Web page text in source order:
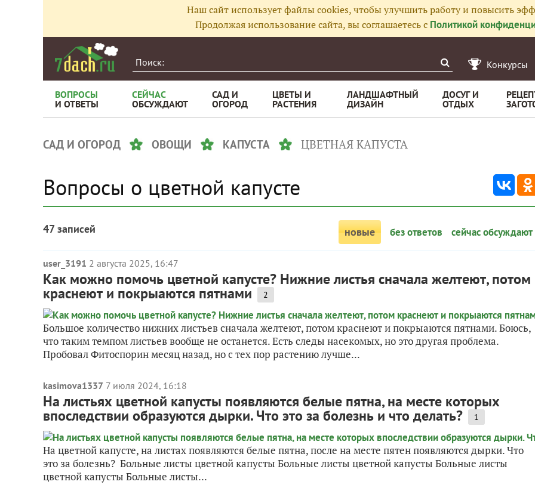
Наш сайт использует файлы cookies, чтобы улучшить работу и повысить
Продолжая использование сайта, вы соглашаетесь с Политикой
Конкурсы
ВОПРОСЫ
И ОТВЕТЫ
СЕЙЧАС
ОБСУЖДАЮТ
САД И
ОГОРОД
ЦВЕТЫ И
РАСТЕНИЯ
ЛАНДШАФТНЫЙ
ДИЗАЙН
ДОСУГ И
ОТДЫХ
САД И ОГОРОД ОВОЩИ КАПУСТА ЦВЕТНАЯ КАПУСТА
Вопросы о цветной капусте
47 записей новые без ответов сейчас обсуждают
user_3191 2 августа 2025, 16:47
Как можно помочь цветной капусте? Нижние листья сначала желтеют, потом
краснеют и покрыаются пятнами 2
Большое количество нижних листьев сначала желтеют, потом краснеют и покрыаются пятнами. Боюсь,
что таким темпом листьев вообще не останется. Есть следы насекомых, но это другая проблема.
Пробовал Фитоспорин месяц назад, но с тех пор растению лучше...
kasimova1337 7 июля 2024, 16:18
На листьях цветной капусты появляются белые пятна, на месте которых
впоследствии образуются дырки. Что это за болезнь и что делать? 1
На цветной капусте, на листах появляются белые пятна, после на месте пятен появляются дырки. Что
это за болезнь? Больные листы цветной капусты Больные листы цветной капусты Больные листы
цветной капусты Больные листы...